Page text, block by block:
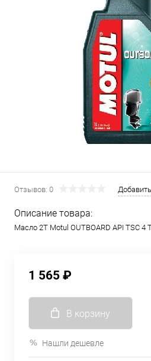
Отзывов: 0
Описание товара:
Масло 2Т Motul OUTBOARD API TSC 4
1 565 ₽
В корзину
Нашли дешевле